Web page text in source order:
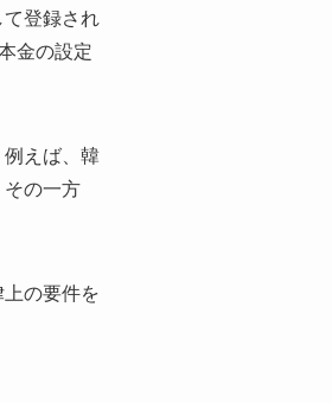
登録され
金の設定
えば、韓
の一方
の要件を